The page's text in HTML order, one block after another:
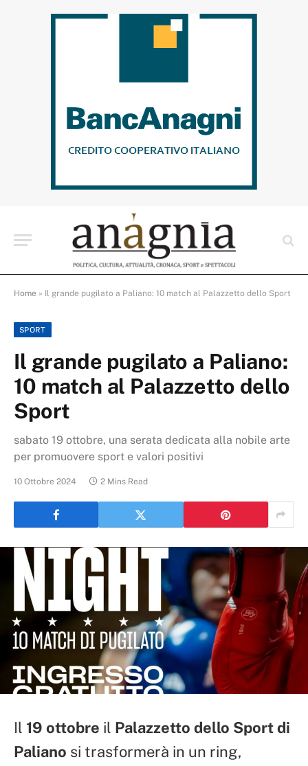
Home » Il grande pugilato a Paliano: 10 match al Palazzetto dello Sport
SPORT
Il grande pugilato a Paliano:
10 match al Palazzetto dello
Sport
sabato 19 ottobre, una serata dedicata alla nobile arte
per promuovere sport e valori positivi
10 Ottobre 2024 2 Mins Read
Il 19 ottobre il Palazzetto dello Sport di
Paliano si trasformerà in un ring,